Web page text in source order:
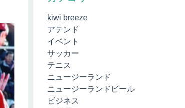
kiwi breeze
アテンド
イベント
サッカー
テニス
ニュージーランド
ニュージーランドビール
ビジネス